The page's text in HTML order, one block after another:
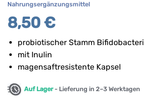
Nahrungsergänzungsmittel
8,50 €
probiotischer Stamm
mit Inulin
magensaftresistente Kapsel
Auf Lager- Lieferung in 2–3 Werktagen